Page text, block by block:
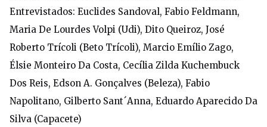
Entrevistados: Euclides Sandoval, Fabio Feldmann,
Maria De Lourdes Volpi (Udi), Dito Queiroz, José
Roberto Trícoli (Beto Trícoli), Marcio Emílio Zago,
Élsie Monteiro Da Costa, Cecília Zilda Kuchembuck
Dos Reis, Edson A. Gonçalves (Beleza), Fabio
Napolitano, Gilberto Sant´Anna, Eduardo Aparecido Da
Silva (Capacete)